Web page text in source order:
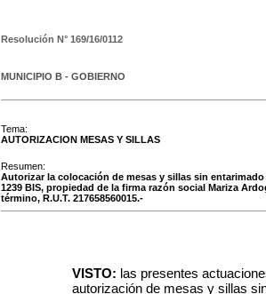
Resolución N° 169/16/0112
MUNICIPIO B - GOBIERNO
Tema:
AUTORIZACION MESAS Y SILLAS
Resumen:
Autorizar la colocación de mesas y sillas sin
1239 BIS, propiedad de la firma razón social Mariza
término, R.U.T. 217658560015.-
VISTO: las presentes
autorización de mesas y sillas